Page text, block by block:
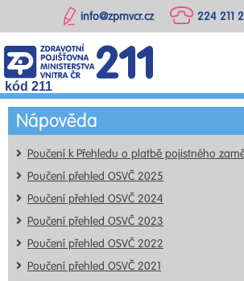
224 211
info@zpmvcr.cz
kód 211
Nápověda
Poučení k Přehledu o platbě pojistného
Poučení přehled OSVČ 2025
Poučení přehled OSVČ 2024
Poučení přehled OSVČ 2023
Poučení přehled OSVČ 2022
Poučení přehled OSVČ 2021